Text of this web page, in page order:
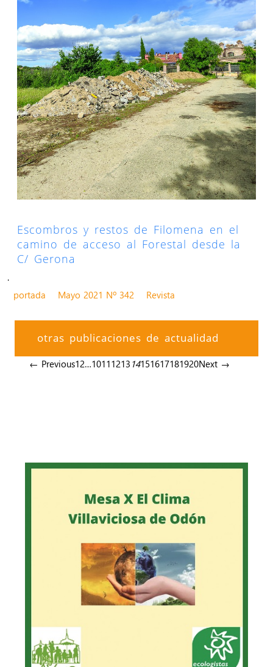
Escombros y restos de Filomena en el
camino de acceso al Forestal desde la
C/ Gerona
.
portada
Mayo 2021 Nº 342 Revista
otras publicaciones de actualidad
← Previous12…10111213 14151617181920Next →